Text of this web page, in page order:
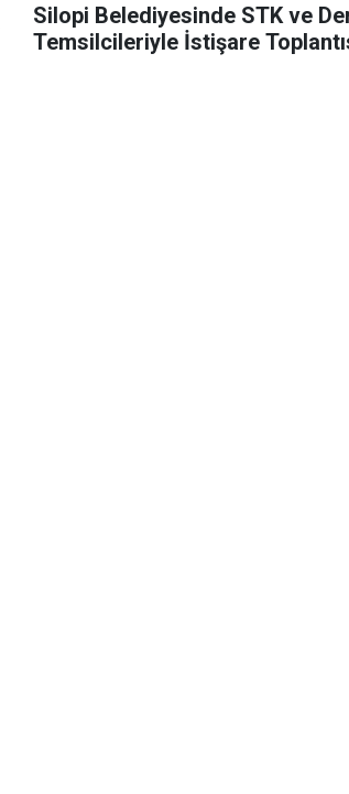
Silopi Belediyesinde STK ve
Temsilcileriyle İstişare